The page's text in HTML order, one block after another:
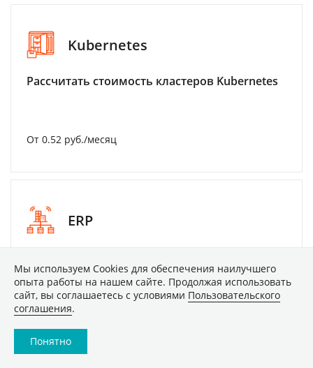
Kubernetes
Рассчитать стоимость кластеров Kubernetes
От 0.52 руб./месяц
ERP
виртуальную АТС
От 1 046 руб./месяц
Мы используем Сookies для обеспечения наилучшего
опыта работы на нашем сайте. Продолжая использовать
сайт, вы соглашаетесь с условиями Пользовательского
соглашения.
Понятно